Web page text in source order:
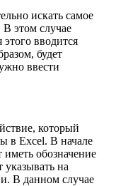
искать самое
этом случае
вводится
будет
ввести
который
в Excel. В начале
обозначение
на
В данном случае